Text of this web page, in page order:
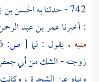
742 - حدثنا به
الحسن بن
: أخبرناعمر بن عبد
منبه ، يقول : لما [ ص:
زوجته - الشك منأبي